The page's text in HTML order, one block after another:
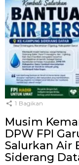
1 Bagikan
Musim
DPW FPI
Salurkan Air
Siderang